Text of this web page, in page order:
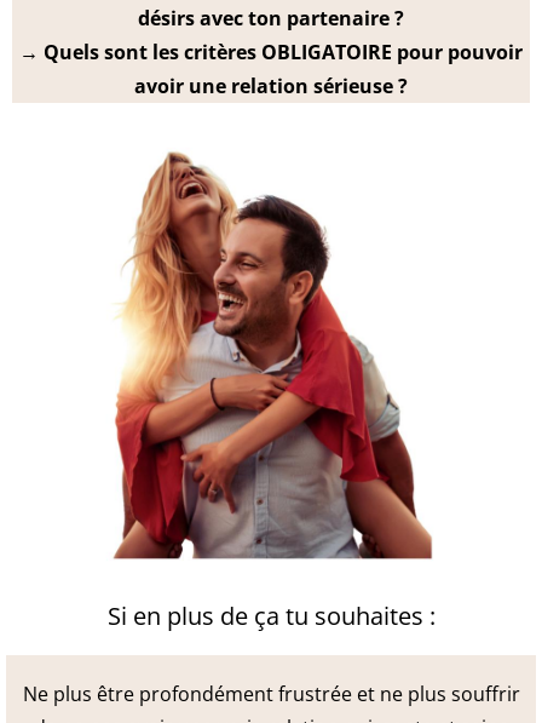
désirs avec ton partenaire ?
→ Quels sont les critères OBLIGATOIRE pour pouvoir
avoir une relation sérieuse ?
Si en plus de ça tu souhaites :
Ne plus être profondément frustrée et ne plus souffrir